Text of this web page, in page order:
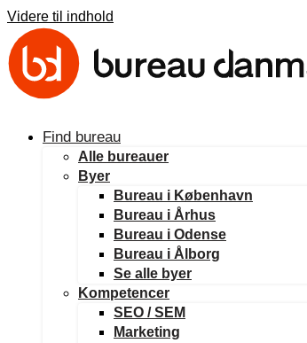
Videre til indhold
Find bureau
Alle bureauer
Byer
Bureau i København
Bureau i Århus
Bureau i Odense
Bureau i Ålborg
Se alle byer
Kompetencer
SEO / SEM
Marketing